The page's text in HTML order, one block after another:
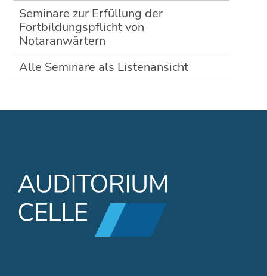
Seminare zur Erfüllung der
Fortbildungspflicht von
Notaranwärtern
Alle Seminare als Listenansicht